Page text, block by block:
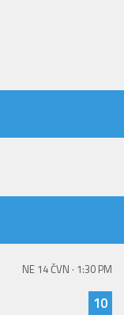
NE 14 ČVN · 1:30 PM
10